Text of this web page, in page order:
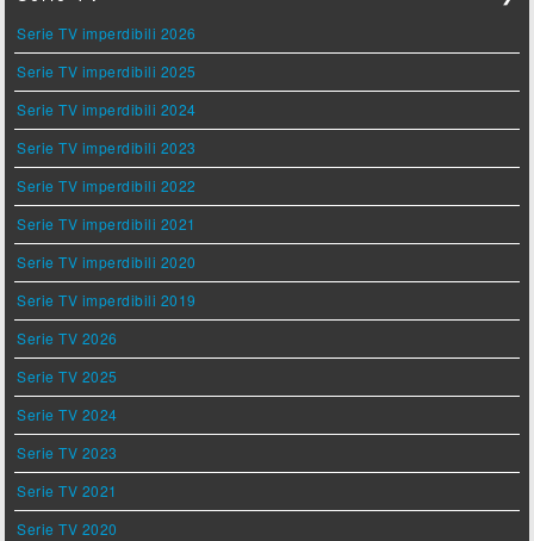
Serie TV imperdibili 2026
Serie TV imperdibili 2025
Serie TV imperdibili 2024
Serie TV imperdibili 2023
Serie TV imperdibili 2022
Serie TV imperdibili 2021
Serie TV imperdibili 2020
Serie TV imperdibili 2019
Serie TV 2026
Serie TV 2025
Serie TV 2024
Serie TV 2023
Serie TV 2021
Serie TV 2020